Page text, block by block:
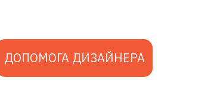
ДОПОМОГА ДИЗАЙНЕРА